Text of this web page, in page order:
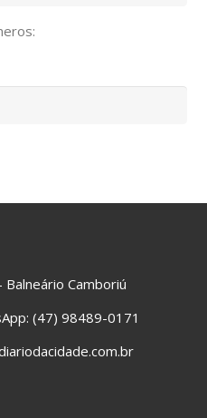
Camboriú
(47) 98489-0171